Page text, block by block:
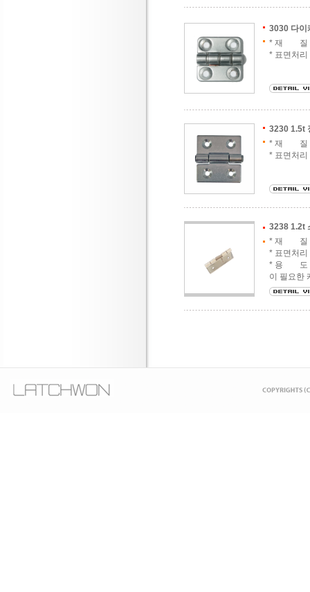
3030 다이
* 재 질 :
* 표면처리
3230 1.5t
* 재 질 :
* 표면처리
3238 1.2t
* 재 질 :
* 표면처리
* 용 도 :
이 필요한